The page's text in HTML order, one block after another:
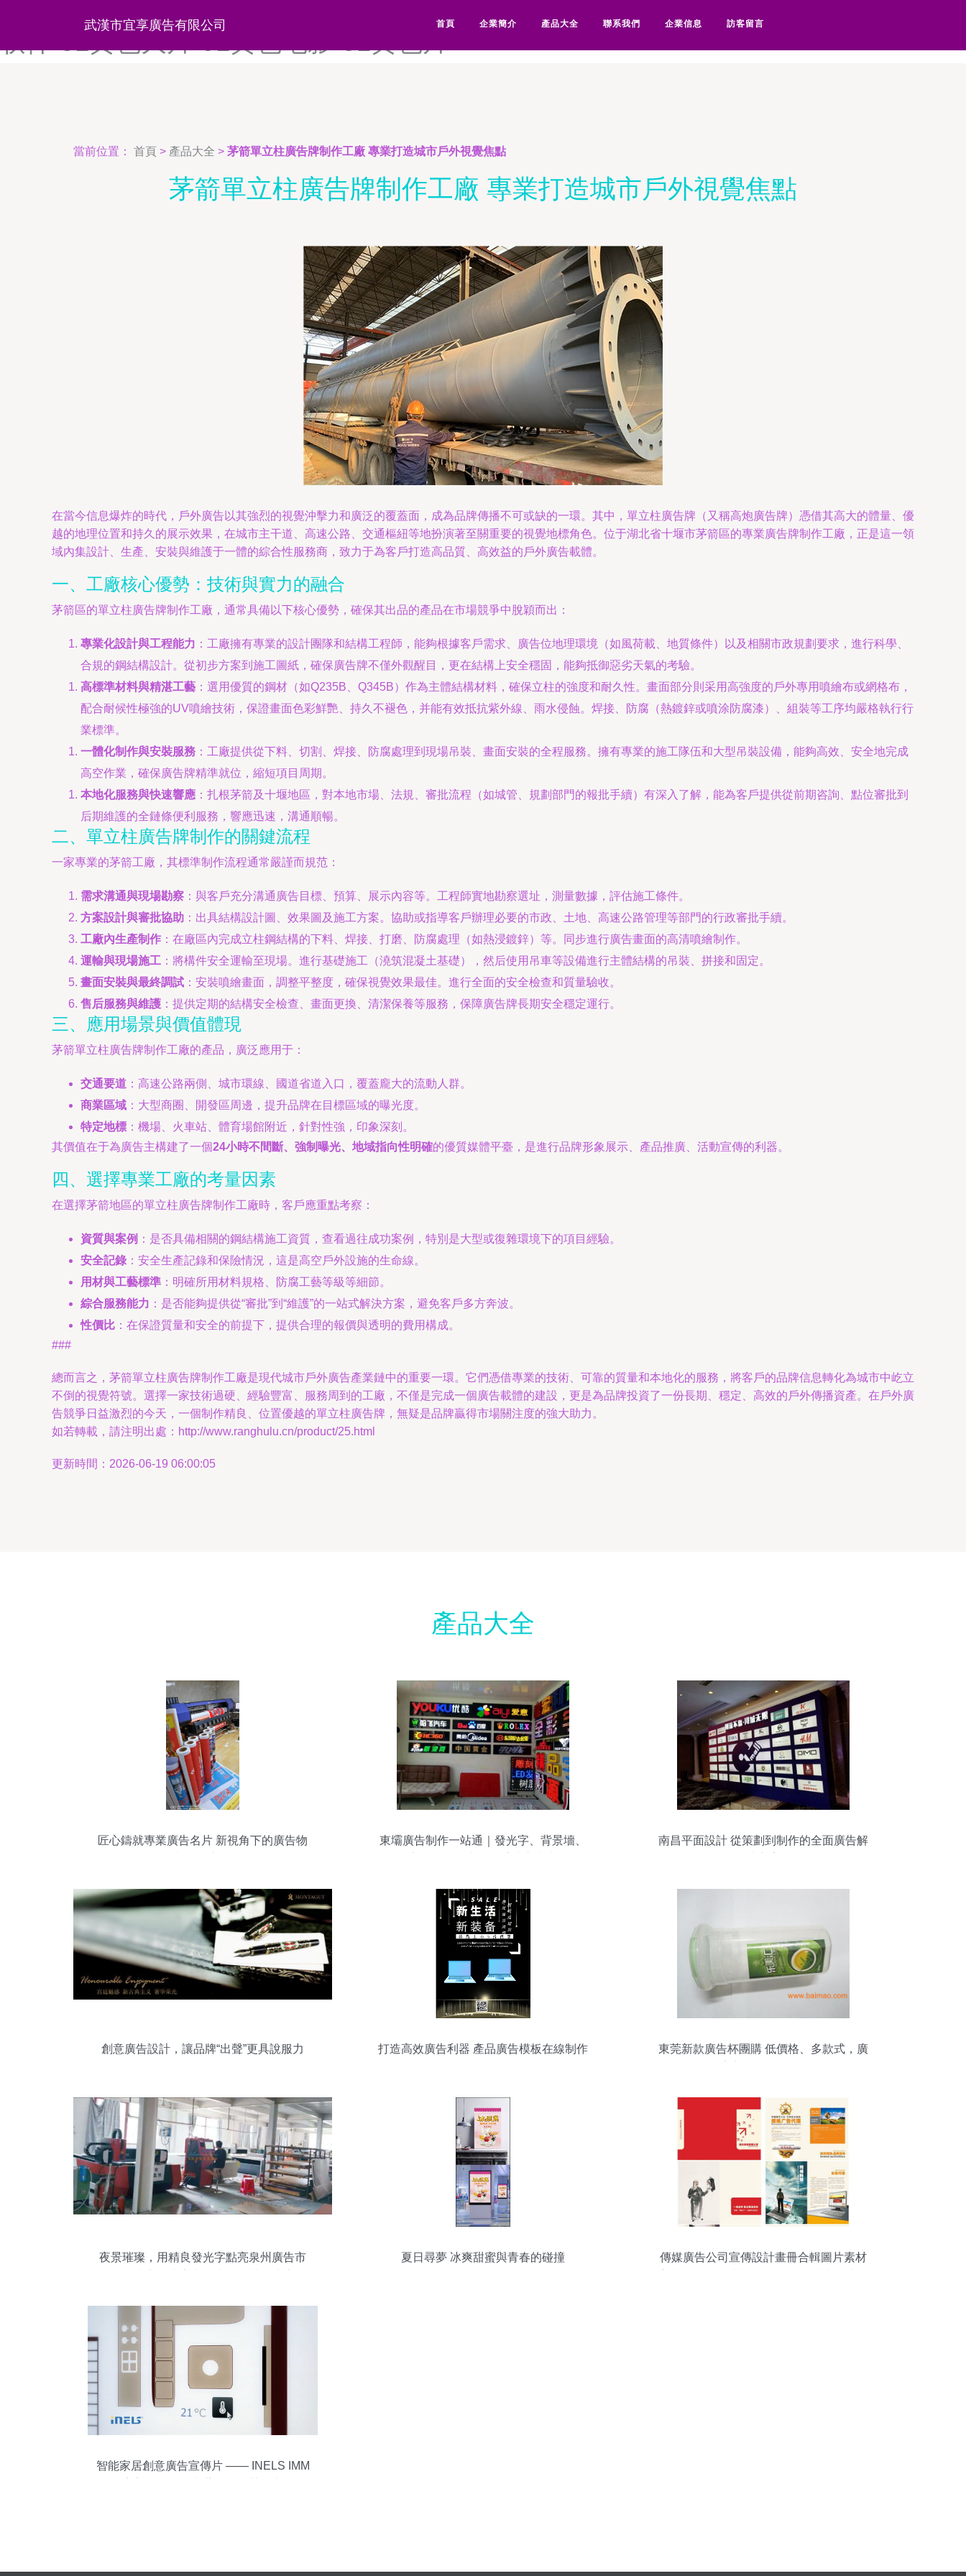
91好色先生黄色软件-91黑丝在线-91户外露出-91华人-91华人在线-91黄瓜视频-91黄
武漢市宜享廣告有限公司 首頁 企業簡介 產品大全 聯系我們 企業信息 訪客留言
當前位置： 首頁 > 產品大全 > 茅箭單立柱廣告牌制作工廠 專業打造城市戶外視覺焦點
茅箭單立柱廣告牌制作工廠 專業打造城市戶外視覺焦點
在當今信息爆炸的時代，戶外廣告以其強烈的視覺沖擊力和廣泛的覆蓋面，成為品牌傳播不可或缺的一環。其中，單立柱廣告牌（又稱高炮廣告牌）憑借其高大的體量、優
越的地理位置和持久的展示效果，在城市主干道、高速公路、交通樞紐等地扮演著至關重要的視覺地標角色。位于湖北省十堰市茅箭區的專業廣告牌制作工廠，正是這一領
域內集設計、生產、安裝與維護于一體的綜合性服務商，致力于為客戶打造高品質、高效益的戶外廣告載體。
一、工廠核心優勢：技術與實力的融合
茅箭區的單立柱廣告牌制作工廠，通常具備以下核心優勢，確保其出品的產品在市場競爭中脫穎而出：
專業化設計與工程能力 ：工廠擁有專業的設計團隊和結構工程師，能夠根據客戶需求、廣告位地理環境（如風荷載、地質條件）以及相關市政規劃要求，進行科學、
合規的鋼結構設計。從初步方案到施工圖紙，確保廣告牌不僅外觀醒目，更在結構上安全穩固，能夠抵御惡劣天氣的考驗。
高標準材料與精湛工藝 ：選用優質的鋼材（如Q235B、Q345B）作為主體結構材料，確保立柱的強度和耐久性。畫面部分則采用高強度的戶外專用噴繪布或網格布，
配合耐候性極強的UV噴繪技術，保證畫面色彩鮮艷、持久不褪色，并能有效抵抗紫外線、雨水侵蝕。焊接、防腐（熱鍍鋅或噴涂防腐漆）、組裝等工序均嚴格執行行
業標準。
一體化制作與安裝服務 ：工廠提供從下料、切割、焊接、防腐處理到現場吊裝、畫面安裝的全程服務。擁有專業的施工隊伍和大型吊裝設備，能夠高效、安全地完成
高空作業，確保廣告牌精準就位，縮短項目周期。
本地化服務與快速響應 ：扎根茅箭及十堰地區，對本地市場、法規、審批流程（如城管、規劃部門的報批手續）有深入了解，能為客戶提供從前期咨詢、點位審批到
后期維護的全鏈條便利服務，響應迅速，溝通順暢。
二、單立柱廣告牌制作的關鍵流程
一家專業的茅箭工廠，其標準制作流程通常嚴謹而規范：
需求溝通與現場勘察 ：與客戶充分溝通廣告目標、預算、展示內容等。工程師實地勘察選址，測量數據，評估施工條件。
方案設計與審批協助 ：出具結構設計圖、效果圖及施工方案。協助或指導客戶辦理必要的市政、土地、高速公路管理等部門的行政審批手續。
工廠內生產制作 ：在廠區內完成立柱鋼結構的下料、焊接、打磨、防腐處理（如熱浸鍍鋅）等。同步進行廣告畫面的高清噴繪制作。
運輸與現場施工 ：將構件安全運輸至現場。進行基礎施工（澆筑混凝土基礎），然后使用吊車等設備進行主體結構的吊裝、拼接和固定。
畫面安裝與最終調試 ：安裝噴繪畫面，調整平整度，確保視覺效果最佳。進行全面的安全檢查和質量驗收。
售后服務與維護 ：提供定期的結構安全檢查、畫面更換、清潔保養等服務，保障廣告牌長期安全穩定運行。
三、應用場景與價值體現
茅箭單立柱廣告牌制作工廠的產品，廣泛應用于：
交通要道 ：高速公路兩側、城市環線、國道省道入口，覆蓋龐大的流動人群。
商業區域 ：大型商圈、開發區周邊，提升品牌在目標區域的曝光度。
特定地標 ：機場、火車站、體育場館附近，針對性強，印象深刻。
其價值在于為廣告主構建了一個24小時不間斷、強制曝光、地域指向性明確的優質媒體平臺，是進行品牌形象展示、產品推廣、活動宣傳的利器。
四、選擇專業工廠的考量因素
在選擇茅箭地區的單立柱廣告牌制作工廠時，客戶應重點考察：
資質與案例 ：是否具備相關的鋼結構施工資質，查看過往成功案例，特別是大型或復雜環境下的項目經驗。
安全記錄 ：安全生產記錄和保險情況，這是高空戶外設施的生命線。
用材與工藝標準 ：明確所用材料規格、防腐工藝等級等細節。
綜合服務能力 ：是否能夠提供從“審批”到“維護”的一站式解決方案，避免客戶多方奔波。
性價比 ：在保證質量和安全的前提下，提供合理的報價與透明的費用構成。
###
總而言之，茅箭單立柱廣告牌制作工廠是現代城市戶外廣告產業鏈中的重要一環。它們憑借專業的技術、可靠的質量和本地化的服務，將客戶的品牌信息轉化為城市中屹立
不倒的視覺符號。選擇一家技術過硬、經驗豐富、服務周到的工廠，不僅是完成一個廣告載體的建設，更是為品牌投資了一份長期、穩定、高效的戶外傳播資產。在戶外廣
告競爭日益激烈的今天，一個制作精良、位置優越的單立柱廣告牌，無疑是品牌贏得市場關注度的強大助力。
如若轉載，請注明出處：http://www.ranghulu.cn/product/25.html
更新時間：2026-06-19 06:00:05
產品大全
匠心鑄就專業廣告名片 新視角下的廣告物
東壩廣告制作一站通｜發光字、背景墻、
南昌平面設計 從策劃到制作的全面廣告解
創意廣告設計，讓品牌“出聲”更具說服力
打造高效廣告利器 產品廣告模板在線制作
東莞新款廣告杯團購 低價格、多款式，廣
夜景璀璨，用精良發光字點亮泉州廣告市
夏日尋夢 冰爽甜蜜與青春的碰撞
傳媒廣告公司宣傳設計畫冊合輯圖片素材
智能家居創意廣告宣傳片 —— INELS IMM